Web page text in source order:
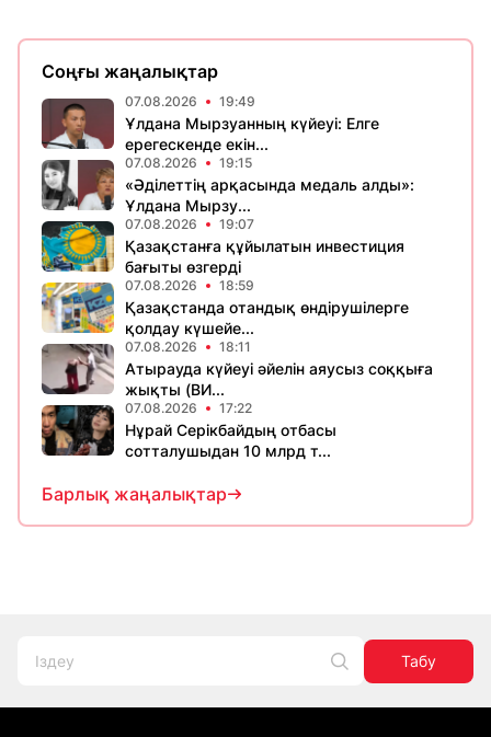
Соңғы жаңалықтар
07.08.2026 19:49
Ұлдана Мырзуанның күйеуі: Елге
ерегескенде екін...
07.08.2026 19:15
«Әділеттің арқасында медаль алды»:
Ұлдана Мырзу...
07.08.2026 19:07
Қазақстанға құйылатын инвестиция
бағыты өзгерді
07.08.2026 18:59
Қазақстанда отандық өндірушілерге
қолдау күшейе...
07.08.2026 18:11
Атырауда күйеуі әйелін аяусыз соққыға
жықты (ВИ...
07.08.2026 17:22
Нұрай Серікбайдың отбасы
сотталушыдан 10 млрд т...
Барлық жаңалықтар
Табу